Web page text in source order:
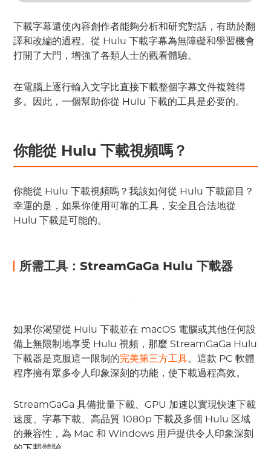
下載字幕還使內容創作者能夠分析和研究對話，有助於翻
譯和改編的過程。從 Hulu 下載字幕為無障礙和學習機會
打開了大門，增強了各類人士的觀看體驗。
在電腦上逐行輸入文字比直接下載整個字幕文件複雜得
多。因此，一個幫助你從 Hulu 下載的工具是必要的。
你能從 Hulu 下載視頻嗎？
你能從 Hulu 下載視頻嗎？我該如何從 Hulu 下載節目？
幸運的是，如果你使用可靠的工具，安全且合法地從
Hulu 下載是可能的。
所需工具：StreamGaGa Hulu 下載器
如果你渴望從 Hulu 下載並在 macOS 電腦或其他任何設
備上無限制地享受 Hulu 視頻，那麼 StreamGaGa Hulu
下載器是克服這一限制的完美第三方工具。這款 PC 軟體
程序擁有眾多令人印象深刻的功能，使下載過程高效。
StreamGaGa 具備批量下載、GPU 加速以實現快速下載
速度、字幕下載、高品質 1080p 下載及多個 Hulu 区域
的兼容性，為 Mac 和 Windows 用戶提供令人印象深刻